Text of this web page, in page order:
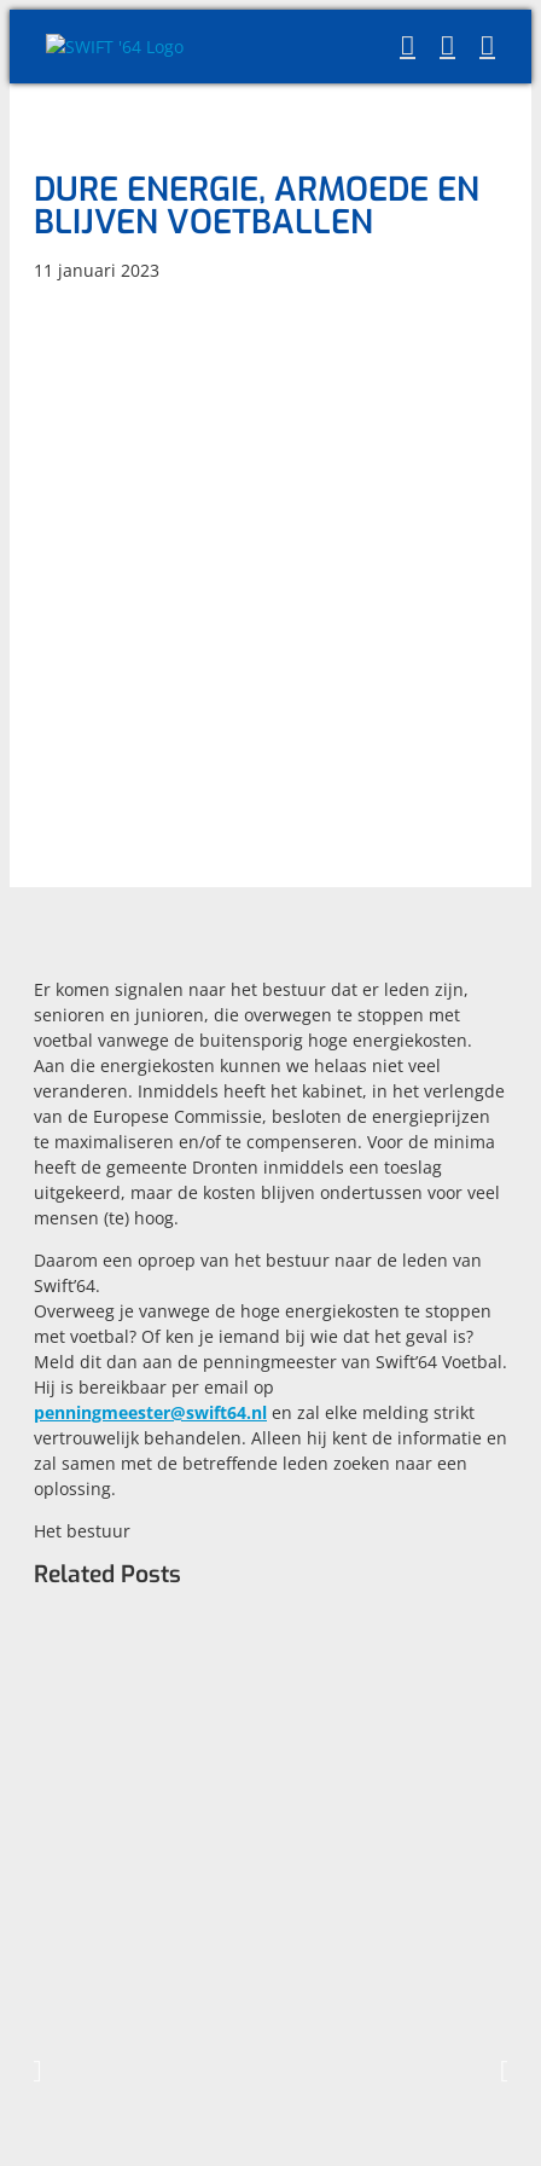
DURE ENERGIE, ARMOEDE EN
BLIJVEN VOETBALLEN
11 januari 2023
Er komen signalen naar het bestuur dat er leden zijn,
senioren en junioren, die overwegen te stoppen met
voetbal vanwege de buitensporig hoge energiekosten.
Aan die energiekosten kunnen we helaas niet veel
veranderen. Inmiddels heeft het kabinet, in het verlengde
van de Europese Commissie, besloten de energieprijzen
te maximaliseren en/of te compenseren. Voor de minima
heeft de gemeente Dronten inmiddels een toeslag
uitgekeerd, maar de kosten blijven ondertussen voor veel
mensen (te) hoog.
Daarom een oproep van het bestuur naar de leden van
Swift’64.
Overweeg je vanwege de hoge energiekosten te stoppen
met voetbal? Of ken je iemand bij wie dat het geval is?
Meld dit dan aan de penningmeester van Swift’64 Voetbal.
Hij is bereikbaar per email op
penningmeester@swift64.nlen zal elke melding strikt
vertrouwelijk behandelen. Alleen hij kent de informatie en
zal samen met de betreffende leden zoeken naar een
oplossing.
Het bestuur
Related Posts